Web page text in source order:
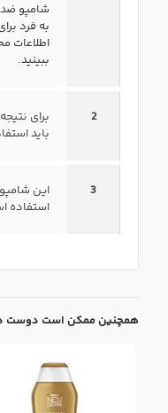
شامپو
به فرد
اطلاعات
ببینید.
2
برای
باید
3
این
استفاده
همچنین ممکن است دوست